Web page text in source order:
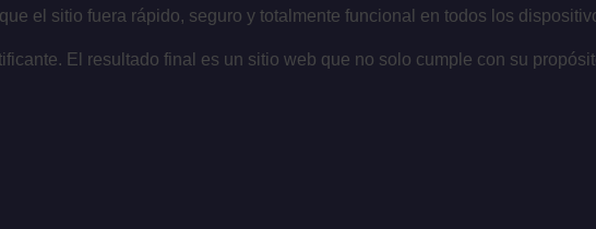
el sitio fuera rápido, seguro y totalmente funcional en todos los
El resultado final es un sitio web que no solo cumple con su